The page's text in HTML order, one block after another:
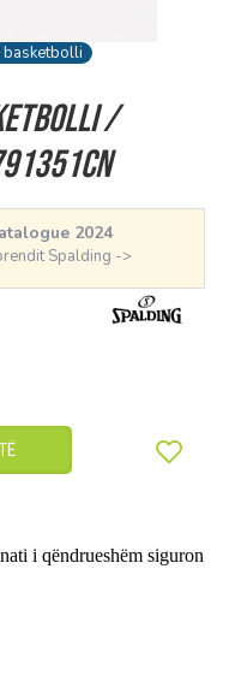
basketbolli
/
2024
Spalding ->
i qëndrueshëm siguron